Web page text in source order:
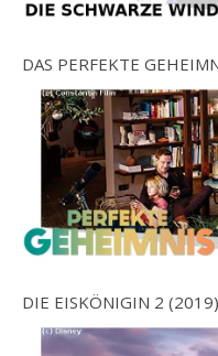
DAS PERFEKTE
DIE EISKÖNIGIN 2 (2019)